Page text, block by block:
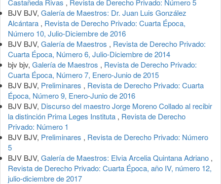
Castañeda Rivas , Revista de Derecho Privado: Número 5
BJV BJV, Galería de Maestros: Dr. Juan Luis González
Alcántara , Revista de Derecho Privado: Cuarta Época,
Número 10, Julio-Diciembre de 2016
BJV BJV, Galería de Maestros , Revista de Derecho Privado:
Cuarta Época, Número 6, Julio-Diciembre de 2014
bjv bjv, Galería de Maestros , Revista de Derecho Privado:
Cuarta Época, Número 7, Enero-Junio de 2015
BJV BJV, Preliminares , Revista de Derecho Privado: Cuarta
Época, Número 9, Enero-Junio de 2016
BJV BJV, Discurso del maestro Jorge Moreno Collado al recibir
la distinción Prima Leges Instituta , Revista de Derecho
Privado: Número 1
BJV BJV, Preliminares , Revista de Derecho Privado: Número
5
BJV BJV, Galería de Maestros: Elvia Arcelia Quintana Adriano ,
Revista de Derecho Privado: Cuarta Época, año IV, número 12,
julio-diciembre de 2017